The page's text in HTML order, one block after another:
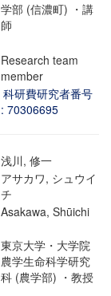
学部 (信濃町) ・講
師
Research team
member
科研費研究者番号
: 70306695
浅川, 修一
アサカワ, シュウイ
チ
Asakawa, Shūichi
東京大学・大学院
農学生命科学研究
科 (農学部) ・教授